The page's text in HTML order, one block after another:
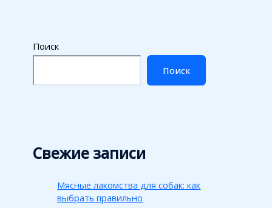
Поиск
Поиск
Свежие записи
Мясные лакомства для собак: как
выбрать правильно